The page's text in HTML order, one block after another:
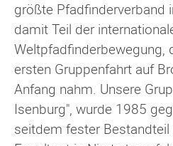
größte Pfadfinderverband
damit Teil der
Weltpfadfinderbewegung,
ersten Gruppenfahrt auf
Anfang nahm. Unsere
Isenburg", wurde 1985
seitdem fester Bestandteil